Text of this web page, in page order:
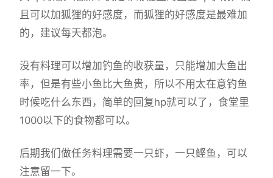
且可以加狐狸的好感度，而狐狸的好感度是最难加
的，建议每天都泡。
没有料理可以增加钓鱼的收获量，只能增加大鱼出
率，但是有些小鱼比大鱼贵，所以不用太在意钓鱼
时候吃什么东西，简单的回复hp就可以了，食堂里
1000以下的食物都可以。
后期我们做任务料理需要一只虾，一只鲣鱼，可以
注意留一下。